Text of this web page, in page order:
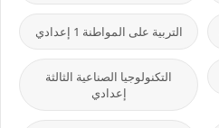
التربية على المواطنة 1 إعدادي
التكنولوجيا الصناعية الثالثة
إعدادي